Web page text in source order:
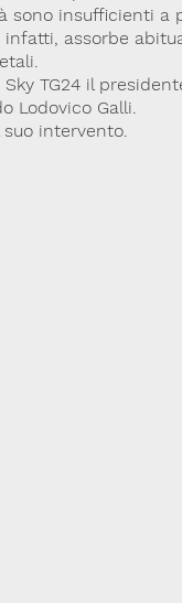
sono insufficienti a
assorbe
TG24 il
Lodovico Galli.
intervento.